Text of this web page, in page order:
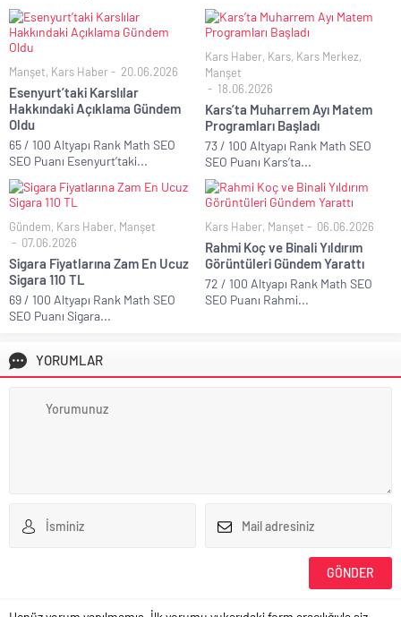
Manşet, Kars Haber 20.06.2026
Esenyurt’taki Karslılar
Hakkındaki Açıklama Gündem
Oldu
65 / 100 Altyapı Rank Math SEO
SEO Puanı Esenyurt’taki...
Kars Haber, Kars, Kars Merkez,
Manşet
18.06.2026
Kars’ta Muharrem Ayı Matem
Programları Başladı
73 / 100 Altyapı Rank Math SEO
SEO Puanı Kars’ta...
Gündem, Kars Haber, Manşet
07.06.2026
Sigara Fiyatlarına Zam En Ucuz
Sigara 110 TL
69 / 100 Altyapı Rank Math SEO
SEO Puanı Sigara...
Kars Haber, Manşet 06.06.2026
Rahmi Koç ve Binali Yıldırım
Görüntüleri Gündem Yarattı
72 / 100 Altyapı Rank Math SEO
SEO Puanı Rahmi...
YORUMLAR